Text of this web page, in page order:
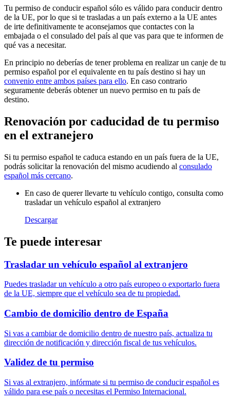
Tu permiso de conducir español sólo es válido para conducir dentro
de la UE, por lo que si te trasladas a un país externo a la UE antes
de irte definitivamente te aconsejamos que contactes con la
embajada o el consulado del país al que vas para que te informen de
qué vas a necesitar.
En principio no deberías de tener problema en realizar un canje de tu
permiso español por el equivalente en tu país destino si hay un
convenio entre ambos países para ello. En caso contrario
seguramente deberás obtener un nuevo permiso en tu país de
destino.
Renovación por caducidad de tu permiso
en el extranejero
Si tu permiso español te caduca estando en un país fuera de la UE,
podrás solicitar la renovación del mismo acudiendo al consulado
español más cercano.
En caso de querer llevarte tu vehículo contigo, consulta como
trasladar un vehículo español al extranjero
Descargar
Te puede interesar
Trasladar un vehículo español al extranjero
Puedes trasladar un vehículo a otro país europeo o exportarlo fuera
de la UE, siempre que el vehículo sea de tu propiedad.
Cambio de domicilio dentro de España
Si vas a cambiar de domicilio dentro de nuestro país, actualiza tu
dirección de notificación y dirección fiscal de tus vehículos.
Validez de tu permiso
Si vas al extranjero, infórmate si tu permiso de conducir español es
válido para ese país o necesitas el Permiso Internacional.